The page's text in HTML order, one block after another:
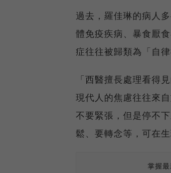
過去，羅佳琳的病人
體免疫疾病、暴食厭
症往往被歸類為「自
「西醫擅長處理看得
現代人的焦慮往往來
不要緊張，但是停不
鬆、要轉念等，可在
掌握